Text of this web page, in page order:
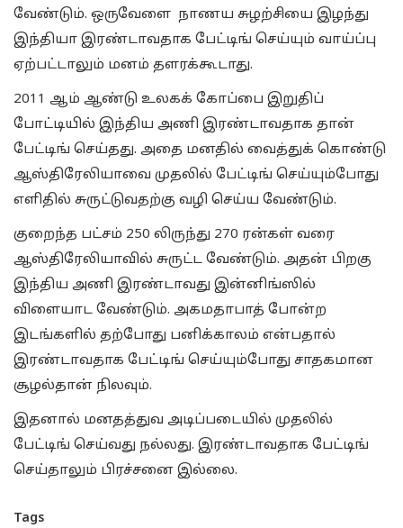
வேண்டும். ஒருவேளை நாணய சுழற்சியை இழந்து
இந்தியா இரண்டாவதாக பேட்டிங் செய்யும் வாய்ப்பு
ஏற்பட்டாலும் மனம் தளரக்கூடாது.
2011 ஆம் ஆண்டு உலகக் கோப்பை இறுதிப்
போட்டியில் இந்திய அணி இரண்டாவதாக தான்
பேட்டிங் செய்தது. அதை மனதில் வைத்துக் கொண்டு
ஆஸ்திரேலியாவை முதலில் பேட்டிங் செய்யும்போது
எளிதில் சுருட்டுவதற்கு வழி செய்ய வேண்டும்.
குறைந்த பட்சம் 250 லிருந்து 270 ரன்கள் வரை
ஆஸ்திரேலியாவில் சுருட்ட வேண்டும். அதன் பிறகு
இந்திய அணி இரண்டாவது இன்னிங்ஸில்
விளையாட வேண்டும். அகமதாபாத் போன்ற
இடங்களில் தற்போது பனிக்காலம் என்பதால்
இரண்டாவதாக பேட்டிங் செய்யும்போது சாதகமான
சூழல்தான் நிலவும்.
இதனால் மனதத்துவ அடிப்படையில் முதலில்
பேட்டிங் செய்வது நல்லது. இரண்டாவதாக பேட்டிங்
செய்தாலும் பிரச்சனை இல்லை.
Tags